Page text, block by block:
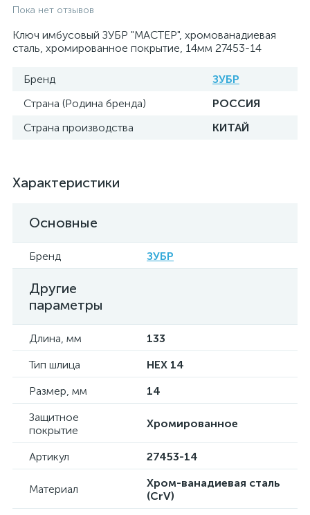
Пока нет отзывов
Ключ имбусовый ЗУБР "МАСТЕР", хромованадиевая
сталь, хромированное покрытие, 14мм 27453-14
Бренд
ЗУБР
Страна (Родина бренда)
РОССИЯ
Страна производства
КИТАЙ
Характеристики
Основные
Бренд ЗУБР
Другие
параметры
Длина, мм
133
Тип шлица
HEX 14
Размер, мм
14
Защитное
покрытие
Хромированное
Артикул 27453-14
Материал
Хром-ванадиевая сталь
(CrV)